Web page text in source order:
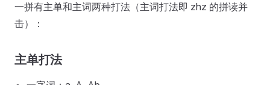
一拼有主单和主词两种打法（主词打法即 zhz 的拼读并
击）：
主单打法